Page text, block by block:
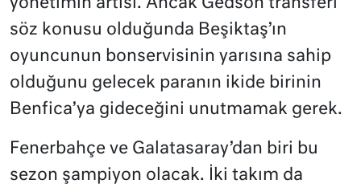
yönetimin artısı. Ancak Gedson transferi
söz konusu olduğunda Beşiktaş’ın
oyuncunun bonservisinin yarısına sahip
olduğunu gelecek paranın ikide birinin
Benfica’ya gideceğini unutmamak gerek.
Fenerbahçe ve Galatasaray’dan biri bu
sezon şampiyon olacak. İki takım da